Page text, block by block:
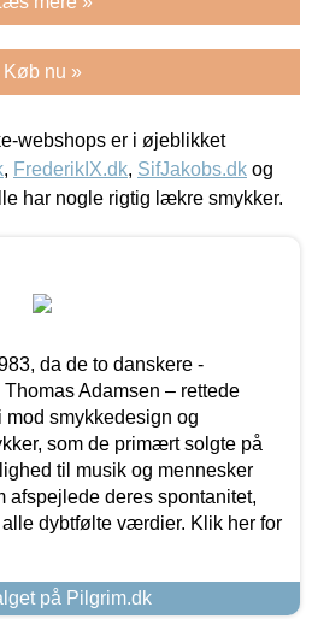
Køb nu »
webshops er i øjeblikket
, FrederikIX.dk, SifJakobs.dk og
har nogle rigtig lækre smykker.
da de to danskere -
Adamsen – rettede
smykkedesign og
som de primært solgte på
til musik og mennesker
afspejlede deres spontanitet,
dybtfølte værdier. Klik her for
på Pilgrim.dk